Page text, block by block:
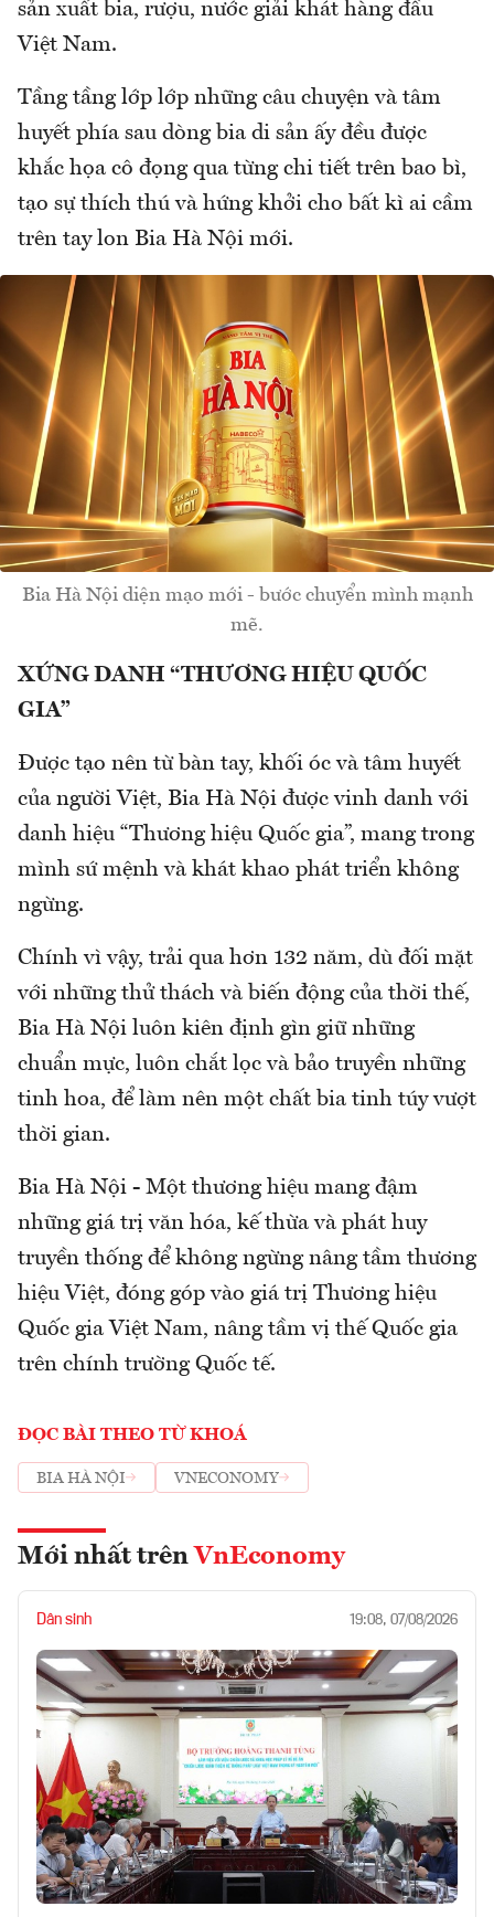
sản xuất bia, rượu, nước giải khát hàng đầu
Việt Nam.
Tầng tầng lớp lớp những câu chuyện và tâm
huyết phía sau dòng bia di sản ấy đều được
khắc họa cô đọng qua từng chi tiết trên bao bì,
tạo sự thích thú và hứng khởi cho bất kì ai cầm
trên tay lon Bia Hà Nội mới.
Bia Hà Nội diện mạo mới - bước chuyển mình mạnh
mẽ.
XỨNG DANH “THƯƠNG HIỆU QUỐC
GIA”
Được tạo nên từ bàn tay, khối óc và tâm huyết
của người Việt, Bia Hà Nội được vinh danh với
danh hiệu “Thương hiệu Quốc gia”, mang trong
mình sứ mệnh và khát khao phát triển không
ngừng.
Chính vì vậy, trải qua hơn 132 năm, dù đối mặt
với những thử thách và biến động của thời thế,
Bia Hà Nội luôn kiên định gìn giữ những
chuẩn mực, luôn chắt lọc và bảo truyền những
tinh hoa, để làm nên một chất bia tinh túy vượt
thời gian.
Bia Hà Nội - Một thương hiệu mang đậm
những giá trị văn hóa, kế thừa và phát huy
truyền thống để không ngừng nâng tầm thương
hiệu Việt, đóng góp vào giá trị Thương hiệu
Quốc gia Việt Nam, nâng tầm vị thế Quốc gia
trên chính trường Quốc tế.
ĐỌC BÀI THEO TỪ KHOÁ
BIA HÀ NỘI VNECONOMY
Mới nhất trên VnEconomy
Dân sinh 19:08, 07/08/2026